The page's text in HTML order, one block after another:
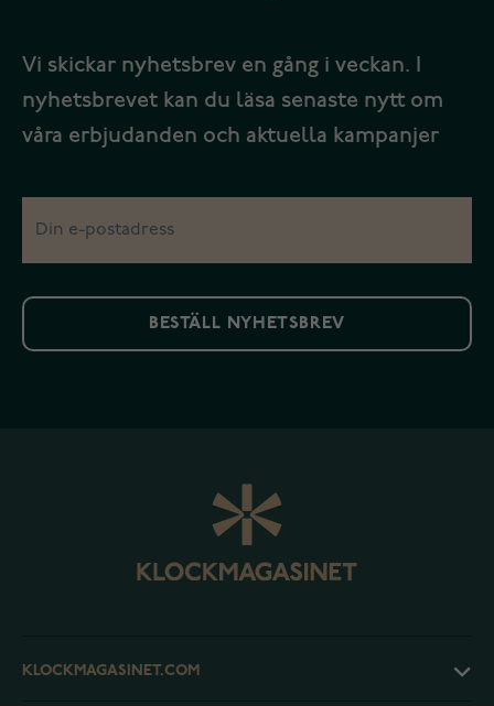
Vi skickar nyhetsbrev en gång i veckan. I
nyhetsbrevet kan du läsa senaste nytt om
våra erbjudanden och aktuella kampanjer
BESTÄLL NYHETSBREV
KLOCKMAGASINET.COM